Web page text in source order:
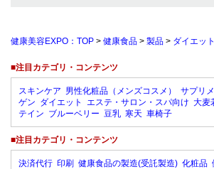
健康美容EXPO：TOP > 健康食品 > 製品 > ダイエット
■注目カテゴリ・コンテンツ
スキンケア 男性化粧品（メンズコスメ） サプリ
ゲン ダイエット エステ・サロン・スパ向け 大麦
テイン ブルーベリー 豆乳 寒天 車椅子
■注目カテゴリ・コンテンツ
決済代行 印刷 健康食品の製造(受託製造) 化粧品